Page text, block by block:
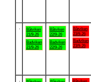
Båtviken
21/9-26
Badviken
21/9-26
Båtviken
22/9-26
Badviken
22/9-26
Båtviken
23/9-26
Badviken
23/9-26
Båtviken